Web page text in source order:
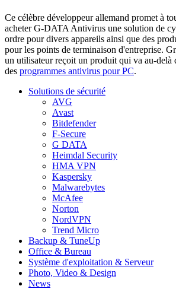
Ce célèbre développeur allemand promet à
acheter G-DATA Antivirus une solution de
ordre pour divers appareils ainsi que des
pour les points de terminaison d'entreprise.
un utilisateur reçoit un produit qui va au-delà
des programmes antivirus pour PC.
Solutions de sécurité
AVG
Avast
Bitdefender
F-Secure
G DATA
Heimdal Security
HMA VPN
Kaspersky
Malwarebytes
McAfee
Norton
NordVPN
Trend Micro
Backup & TuneUp
Office & Bureau
Système d'exploitation & Serveur
Photo, Video & Design
News